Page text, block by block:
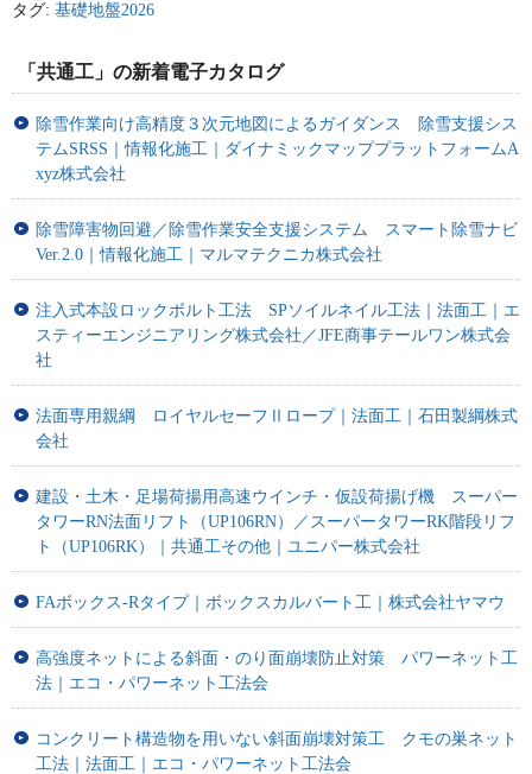
タグ: 基礎地盤2026
「共通工」の新着電子カタログ
除雪作業向け高精度３次元地図によるガイダンス 除雪支援シス
テムSRSS｜情報化施工｜ダイナミックマッププラットフォームA
xyz株式会社
除雪障害物回避／除雪作業安全支援システム スマート除雪ナビ
Ver.2.0｜情報化施工｜マルマテクニカ株式会社
注入式本設ロックボルト工法 SPソイルネイル工法｜法面工｜エ
スティーエンジニアリング株式会社／JFE商事テールワン株式会
社
法面専用親綱 ロイヤルセーフⅡロープ｜法面工｜石田製綱株式
会社
建設・土木・足場荷揚用高速ウインチ・仮設荷揚げ機 スーパー
タワーRN法面リフト（UP106RN）／スーパータワーRK階段リフ
ト（UP106RK）｜共通工その他｜ユニパー株式会社
FAボックス-Rタイプ｜ボックスカルバート工｜株式会社ヤマウ
高強度ネットによる斜面・のり面崩壊防止対策 パワーネット工
法｜エコ・パワーネット工法会
コンクリート構造物を用いない斜面崩壊対策工 クモの巣ネット
工法｜法面工｜エコ・パワーネット工法会